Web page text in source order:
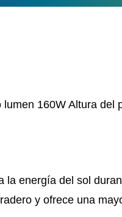
160W Altura del
energía del sol
y ofrece una